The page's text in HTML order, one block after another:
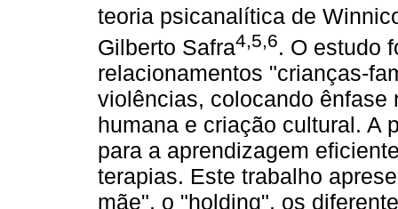
teoria psicanalítica de
Gilberto Safra4,5,6. O estudo
relacionamentos "crianças-
violências, colocando ênfase
humana e criação cultural. A
para a aprendizagem
terapias. Este trabalho
mãe", o "holding", os